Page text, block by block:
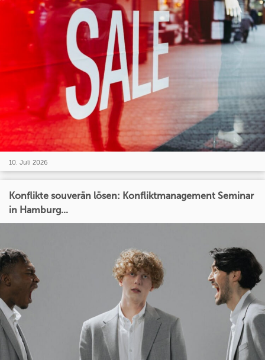
10. Juli 2026
Konflikte souverän lösen: Konfliktmanagement Seminar
in Hamburg...